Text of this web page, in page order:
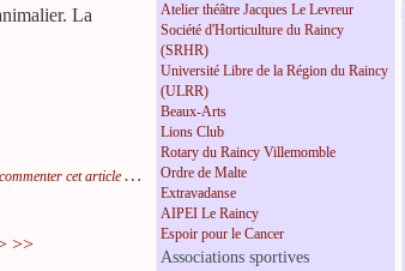
La
commenter cet article …
>>
Atelier théâtre Jacques Le Levreur
Société d'Horticulture du Raincy
(SRHR)
Université Libre de la Région du Raincy
(ULRR)
Beaux-Arts
Lions Club
Rotary du Raincy Villemomble
Ordre de Malte
Extravadanse
AIPEI Le Raincy
Espoir pour le Cancer
Associations sportives